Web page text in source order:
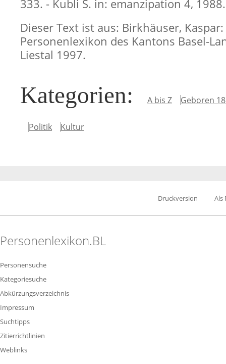
333. - Kubli S. in: emanzipation 4, 1988.
Dieser Text ist aus: Birkhäuser, Kaspar:
Personenlexikon des Kantons Basel-
Liestal 1997.
Kategorien: A bis Z Geboren
Politik Kultur
Druckversion Als
Personenlexikon.BL
Personensuche
Kategoriesuche
Abkürzungsverzeichnis
Impressum
Suchtipps
Zitierrichtlinien
Weblinks